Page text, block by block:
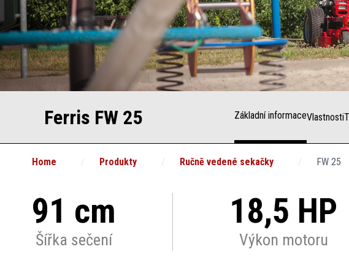
Ferris FW 25 Vlastnosti
Home Produkty Ručně vedené sekačky FW 25
91 cm
Šířka sečení
18,5 HP
Výkon motoru